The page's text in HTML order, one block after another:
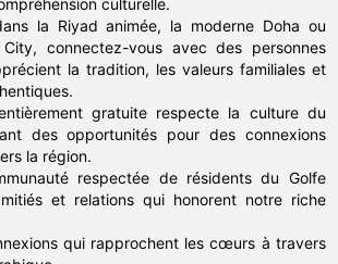
la Riyad animée, la moderne Doha ou
connectez-vous avec des personnes
la tradition, les valeurs familiales et
gratuite respecte la culture du
des opportunités pour des connexions
la région.
respectée de résidents du Golfe
et relations qui honorent notre riche
qui rapprochent les cœurs à travers